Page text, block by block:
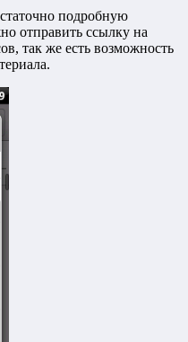
подробную
отправить ссылку на
так же есть возможность